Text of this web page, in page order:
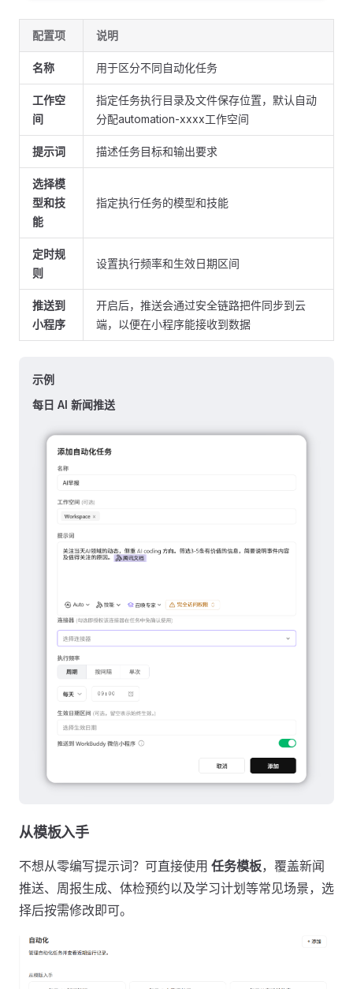
配置项 说明
名称 用于区分不同自动化任务
工作空
间
指定任务执行目录及文件保存位置，默认自动
分配automation-xxxx工作空间
提示词 描述任务目标和输出要求
选择模
型和技
能
指定执行任务的模型和技能
定时规
则
设置执行频率和生效日期区间
推送到
小程序
开启后，推送会通过安全链路把件同步到云
端，以便在小程序能接收到数据
示例
每日 AI 新闻推送
从模板入手
不想从零编写提示词？可直接使用 任务模板，覆盖新闻
推送、周报生成、体检预约以及学习计划等常见场景，选
择后按需修改即可。